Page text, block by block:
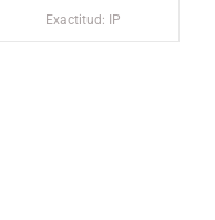
Exactitud: IP